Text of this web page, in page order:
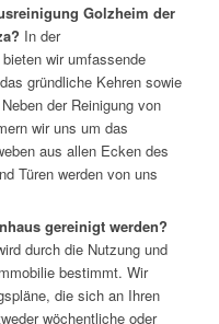
Golzheim der
In der
wir umfassende
gründliche Kehren sowie
der Reinigung von
wir uns um das
aus allen Ecken des
Türen werden von uns
gereinigt werden?
durch die Nutzung und
bestimmt. Wir
die sich an Ihren
wöchentliche oder